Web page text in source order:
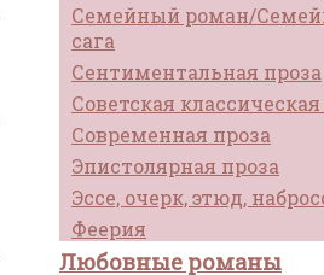
Семейный роман/
сага
Сентиментальная проза
Советская
Современная проза
Эпистолярная проза
Эссе, очерк, этюд,
Феерия
Любовные романы